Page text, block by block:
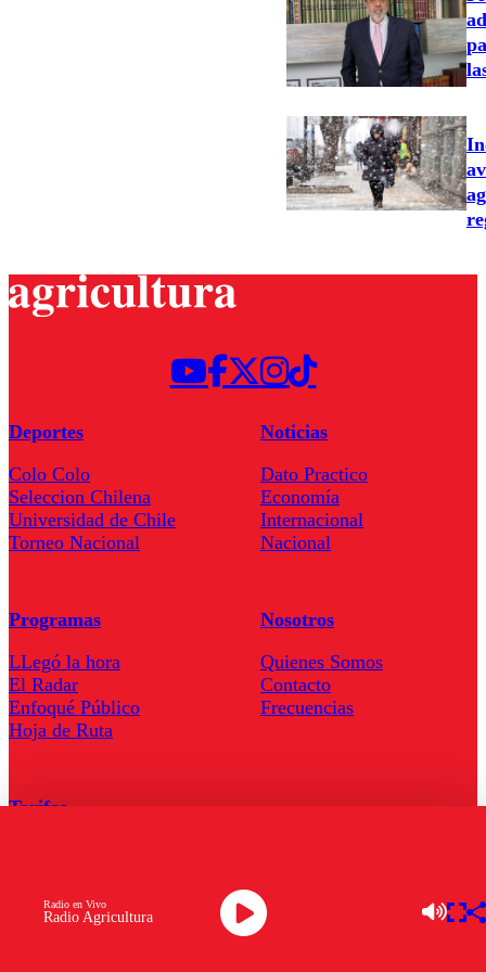
Radio Agricultura
Radio en Vivo
Deportes
Colo Colo
Seleccion Chilena
Universidad de Chile
Torneo Nacional
Noticias
Dato Practico
Economía
Internacional
Nacional
Programas
LLegó la hora
El Radar
Enfoqué Público
Hoja de Ruta
Nosotros
Quienes Somos
Contacto
Frecuencias
Tarifas